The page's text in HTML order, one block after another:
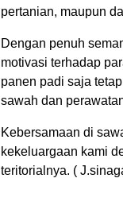
pertanian, maupun
Dengan penuh
motivasi terhadap
panen padi saja
sawah dan
Kebersamaan di
kekeluargaan kami
teritorialnya. (